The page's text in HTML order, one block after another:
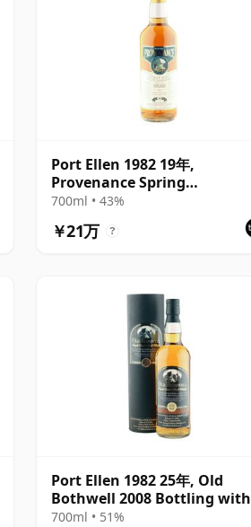
Port Ellen 1982 19年,
Provenance Spring
Distillation
700ml • 43%
￥21万 ?
Port Ellen 1982 25年, Old
Bothwell 2008 Bottling with
Tube - Cask #2555
700ml • 51%